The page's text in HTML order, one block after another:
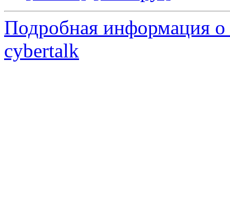
Подробная информация о
cybertalk